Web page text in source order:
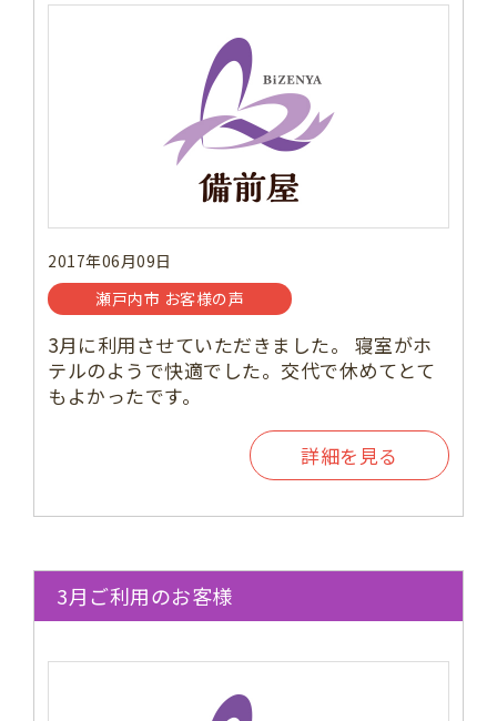
2017年06月09日
瀬戸内市 お客様の声
3月に利用させていただきました。 寝室がホ
テルのようで快適でした。交代で休めてとて
もよかったです。
詳細を見る
3月ご利用のお客様